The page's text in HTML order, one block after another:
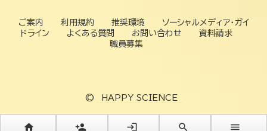
ご案内 利用規約 推奨環境
ソーシャルメディア・ガイ
ドライン
よくある質問 お問い合わせ
資料請求
職員募集
© HAPPY SCIENCE
home person_add login search menu